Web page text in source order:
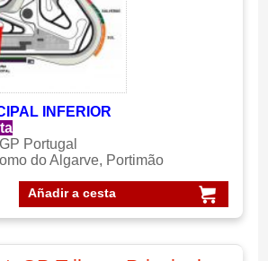
INFERIOR
Portugal
do Algarve, Portimão
Añadir a cesta